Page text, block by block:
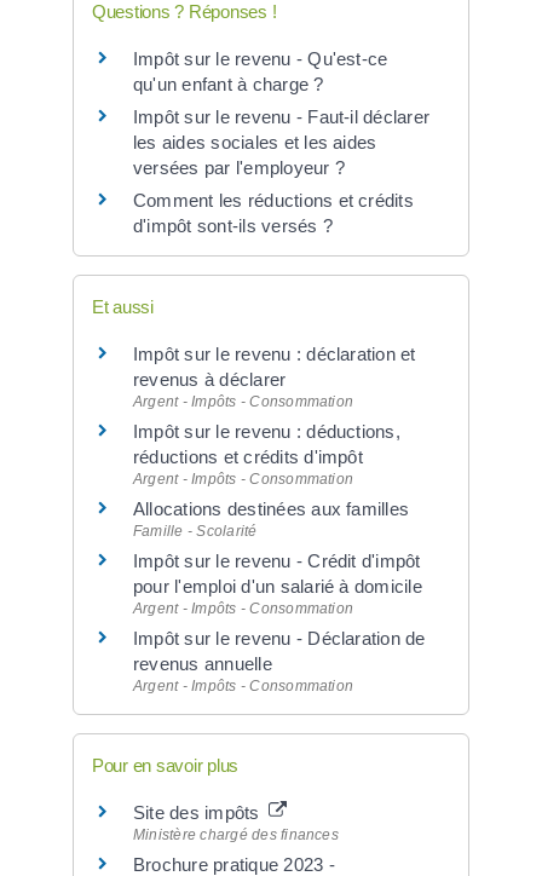
Questions ? Réponses !
Impôt sur le revenu - Qu'est-ce
qu'un enfant à charge ?
Impôt sur le revenu - Faut-il déclarer
les aides sociales et les aides
versées par l'employeur ?
Comment les réductions et crédits
d'impôt sont-ils versés ?
Et aussi
Impôt sur le revenu : déclaration et
revenus à déclarer
Argent - Impôts - Consommation
Impôt sur le revenu : déductions,
réductions et crédits d'impôt
Argent - Impôts - Consommation
Allocations destinées aux familles
Famille - Scolarité
Impôt sur le revenu - Crédit d'impôt
pour l'emploi d'un salarié à domicile
Argent - Impôts - Consommation
Impôt sur le revenu - Déclaration de
revenus annuelle
Argent - Impôts - Consommation
Pour en savoir plus
Site des impôts
Ministère chargé des finances
Brochure pratique 2023 -